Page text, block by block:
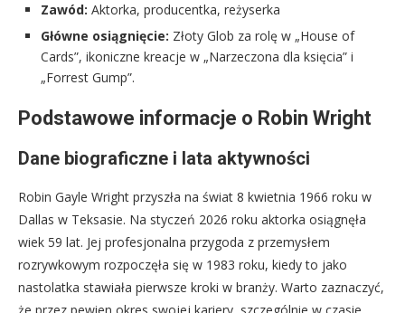
Zawód: Aktorka, producentka, reżyserka
Główne osiągnięcie: Złoty Glob za rolę w „House of
Cards”, ikoniczne kreacje w „Narzeczona dla księcia” i
„Forrest Gump”.
Podstawowe informacje o Robin Wright
Dane biograficzne i lata aktywności
Robin Gayle Wright przyszła na świat 8 kwietnia 1966 roku w
Dallas w Teksasie. Na styczeń 2026 roku aktorka osiągnęła
wiek 59 lat. Jej profesjonalna przygoda z przemysłem
rozrywkowym rozpoczęła się w 1983 roku, kiedy to jako
nastolatka stawiała pierwsze kroki w branży. Warto zaznaczyć,